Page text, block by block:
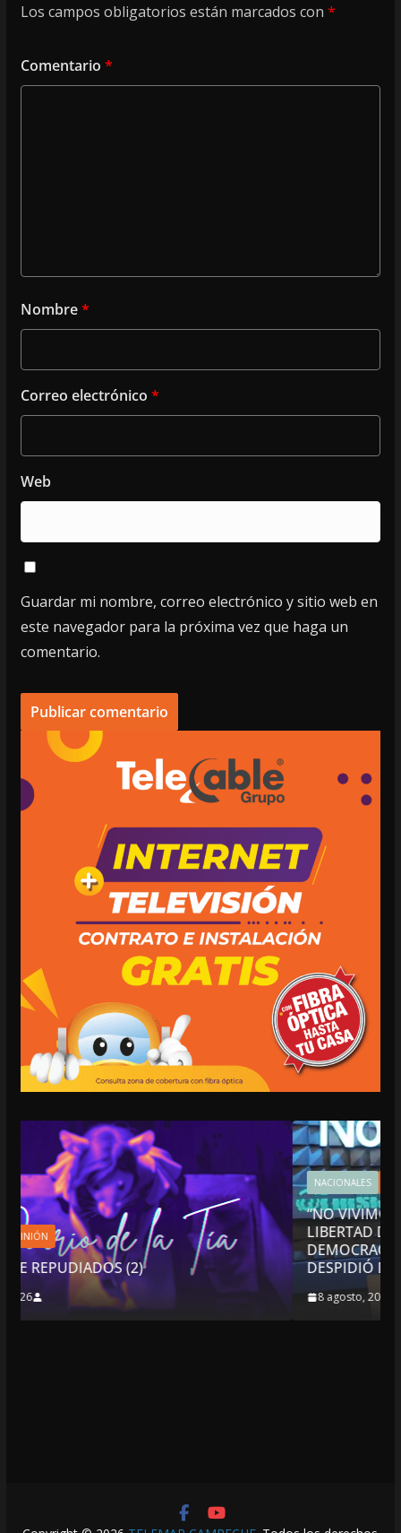
Los campos obligatorios están marcados con *
Comentario *
Nombre*
Correo electrónico *
Web
Guardar mi nombre, correo electrónico y sitio web en
este navegador para la próxima vez que haga un
comentario.
NACIONALES OPINIÓN
“NO VIVIMOS BUENOS TIEMPOS PARA LA
LIBERTAD DE EXPRESIÓN NI PARA LA
DEMOCRACIA EN MÉXICO”: LUIS CÁRDENAS;
DESPIDIÓ DE MVS
8 agosto, 2026